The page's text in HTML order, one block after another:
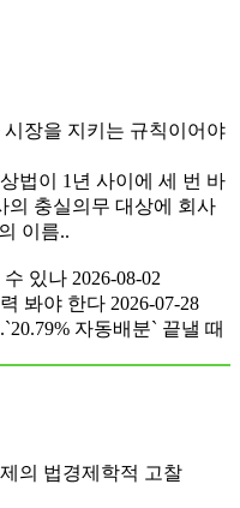
장을 지키는 규칙이어야
법이 1년 사이에 세 번 바
의 충실의무 대상에 회사
이름..
수 있나 2026-08-02
봐야 한다 2026-07-28
자동배분` 끝낼 때
의 법경제학적 고찰